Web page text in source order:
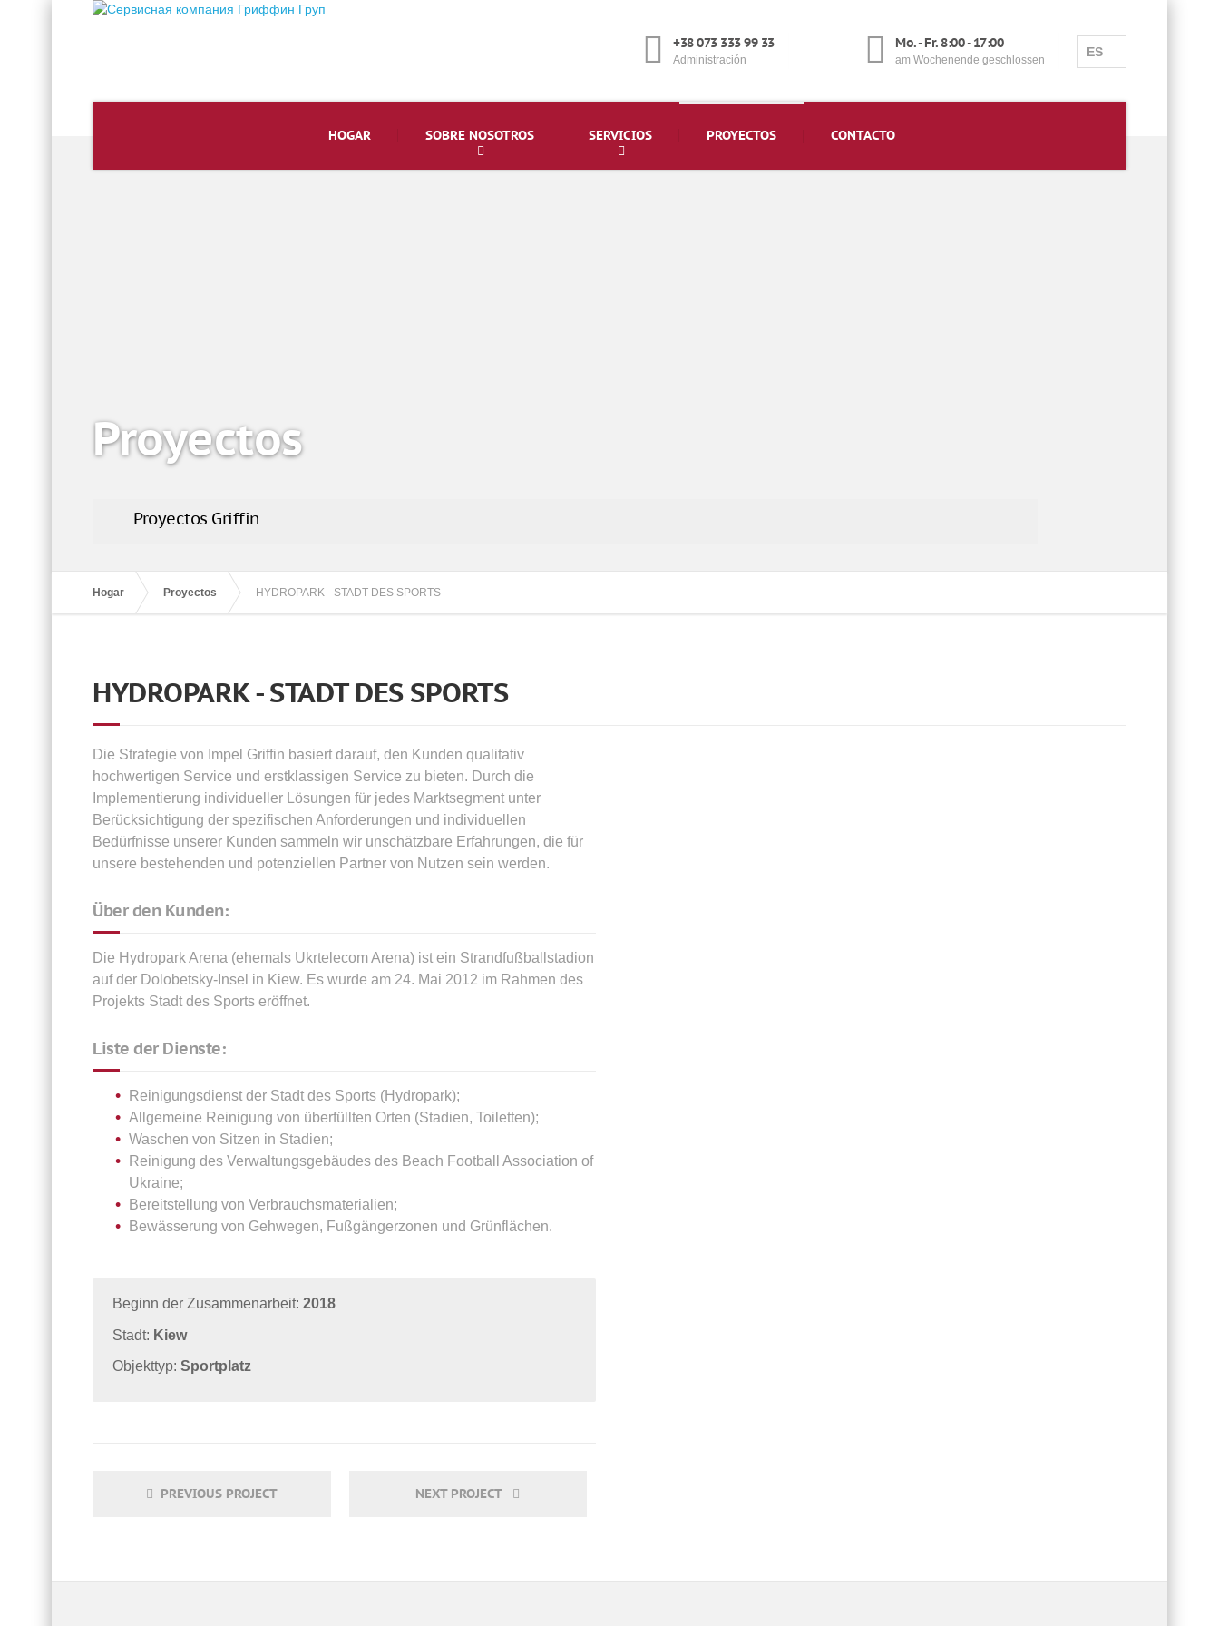
+38 073 333 99 33
Administración
Mo. - Fr. 8:00 - 17:00
am Wochenende geschlossen
ES
HOGAR SOBRE NOSOTROS SERVICIOS PROYECTOS CONTACTO
Proyectos
Proyectos Griffin
Hogar Proyectos HYDROPARK - STADT DES SPORTS
HYDROPARK - STADT DES SPORTS
Die Strategie von Impel Griffin basiert darauf, den Kunden qualitativ
hochwertigen Service und erstklassigen Service zu bieten. Durch die
Implementierung individueller Lösungen für jedes Marktsegment unter
Berücksichtigung der spezifischen Anforderungen und individuellen
Bedürfnisse unserer Kunden sammeln wir unschätzbare Erfahrungen, die für
unsere bestehenden und potenziellen Partner von Nutzen sein werden.
Über den Kunden:
Die Hydropark Arena (ehemals Ukrtelecom Arena) ist ein Strandfußballstadion
auf der Dolobetsky-Insel in Kiew. Es wurde am 24. Mai 2012 im Rahmen des
Projekts Stadt des Sports eröffnet.
Liste der Dienste:
Reinigungsdienst der Stadt des Sports (Hydropark);
Allgemeine Reinigung von überfüllten Orten (Stadien, Toiletten);
Waschen von Sitzen in Stadien;
Reinigung des Verwaltungsgebäudes des Beach Football Association of
Ukraine;
Bereitstellung von Verbrauchsmaterialien;
Bewässerung von Gehwegen, Fußgängerzonen und Grünflächen.
Beginn der Zusammenarbeit: 2018
Stadt: Kiew
Objekttyp: Sportplatz
PREVIOUS PROJECT NEXT PROJECT